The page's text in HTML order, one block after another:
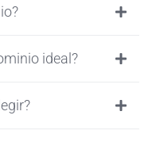
ideal?